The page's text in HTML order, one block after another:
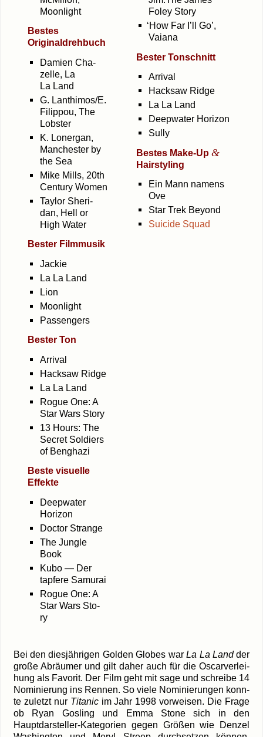
Moonlight
Bes­tes
Originaldrehbuch
Dami­en Cha­
zel­le, La
La Land
G. Lanthimos/E.
Filip­pou, The
Lobster
K. Lon­er­gan,
Man­ches­ter by
the Sea
Mike Mills, 20th
Cen­tu­ry Women
Tay­lor Sher­i­
dan, Hell or
High Water
Bes­ter Filmmusik
Jackie
La La Land
Lion
Moon­light
Pas­sen­gers
Bes­ter Ton
Arri­val
Hack­saw Ridge
La La Land
Rogue One: A
Star Wars Story
13 Hours: The
Secret Sol­diers
of Benghazi
Bes­te visu­el­le
Effekte
Deep­wa­ter
Horizon
Doc­tor Strange
The Jungle
Book
Kubo — Der
tap­fe­re Samurai
Rogue One: A
Star Wars Sto­
ry
Foley Story
‘How Far I’ll Go’,
Vaiana
Bes­ter Tonschnitt
Arri­val
Hack­saw Ridge
La La Land
Deep­wa­ter Horizon
Sul­ly
Bes­tes Make-Up &
Hairstyling
Ein Mann namens
Ove
Star Trek Beyond
Sui­ci­de Squad
Bei den dies­jäh­ri­gen Gol­den Glo­bes warLa La Landder
gro­ße Abräu­mer und gilt daher auch für die Oscar­ver­lei­
hung als Favo­rit. Der Film geht mit sage und schrei­be 14
Nomi­nie­rung ins Ren­nen. So vie­le Nomi­nie­run­gen konn­
te zuletzt nur Tita­nicim Jahr 1998 vor­wei­sen. Die Fra­ge
ob Ryan Gosling und Emma Stone sich in den
Hauptdarsteller-Kategorien gegen Grö­ßen wie Den­zel